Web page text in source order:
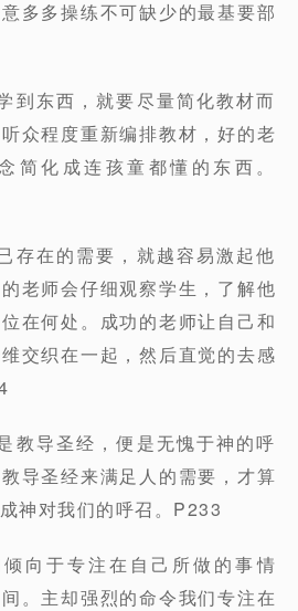
多多操练不可缺少的最基要部
到东西，就要尽量简化教材而
众程度重新编排教材，好的老
简化成连孩童都懂的东西。
存在的需要，就越容易激起他
老师会仔细观察学生，了解他
在何处。成功的老师让自己和
交织在一起，然后直觉的去感
教导圣经，便是无愧于神的呼
导圣经来满足人的需要，才算
神对我们的呼召。P233
向于专注在自己所做的事情
。主却强烈的命令我们专注在